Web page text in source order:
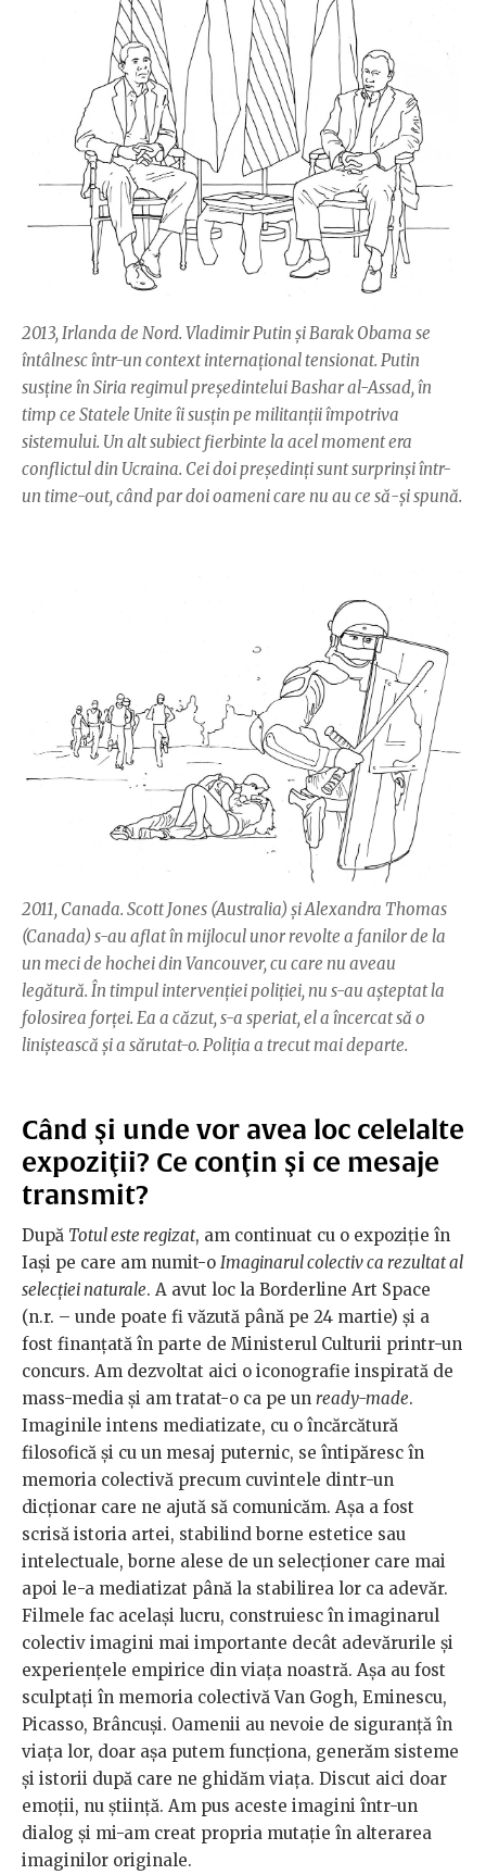
2013, Irlanda de Nord. Vladimir Putin şi Barak Obama se
întâlnesc într-un context internaţional tensionat. Putin
susţine în Siria regimul preşedintelui Bashar al-Assad, în
timp ce Statele Unite îi susţin pe militanţii împotriva
sistemului. Un alt subiect fierbinte la acel moment era
conflictul din Ucraina. Cei doi preşedinţi sunt surprinşi într-
un time-out, când par doi oameni care nu au ce să-şi spună.
2011, Canada. Scott Jones (Australia) şi Alexandra Thomas
(Canada) s-au aflat în mijlocul unor revolte a fanilor de la
un meci de hochei din Vancouver, cu care nu aveau
legătură. În timpul intervenţiei poliţiei, nu s-au aşteptat la
folosirea forţei. Ea a căzut, s-a speriat, el a încercat să o
liniştească şi a sărutat-o. Poliţia a trecut mai departe.
Când şi unde vor avea loc celelalte
expoziţii? Ce conţin şi ce mesaje
transmit?
După Totul este regizat, am continuat cu o expoziţie în
Iaşi pe care am numit-o Imaginarul colectiv ca rezultat al
selecţiei naturale. A avut loc la Borderline Art Space
(n.r. – unde poate fi văzută până pe 24 martie) şi a
fost finanţată în parte de Ministerul Culturii printr-un
concurs. Am dezvoltat aici o iconografie inspirată de
mass-media şi am tratat-o ca pe un ready-made.
Imaginile intens mediatizate, cu o încărcătură
filosofică şi cu un mesaj puternic, se întipăresc în
memoria colectivă precum cuvintele dintr-un
dicţionar care ne ajută să comunicăm. Aşa a fost
scrisă istoria artei, stabilind borne estetice sau
intelectuale, borne alese de un selecţioner care mai
apoi le-a mediatizat până la stabilirea lor ca adevăr.
Filmele fac acelaşi lucru, construiesc în imaginarul
colectiv imagini mai importante decât adevărurile şi
experienţele empirice din viaţa noastră. Aşa au fost
sculptaţi în memoria colectivă Van Gogh, Eminescu,
Picasso, Brâncuşi. Oamenii au nevoie de siguranţă în
viaţa lor, doar aşa putem funcţiona, generăm sisteme
şi istorii după care ne ghidăm viaţa. Discut aici doar
emoţii, nu ştiinţă. Am pus aceste imagini într-un
dialog şi mi-am creat propria mutaţie în alterarea
imaginilor originale.